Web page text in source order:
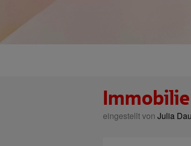
eingestellt von Julia